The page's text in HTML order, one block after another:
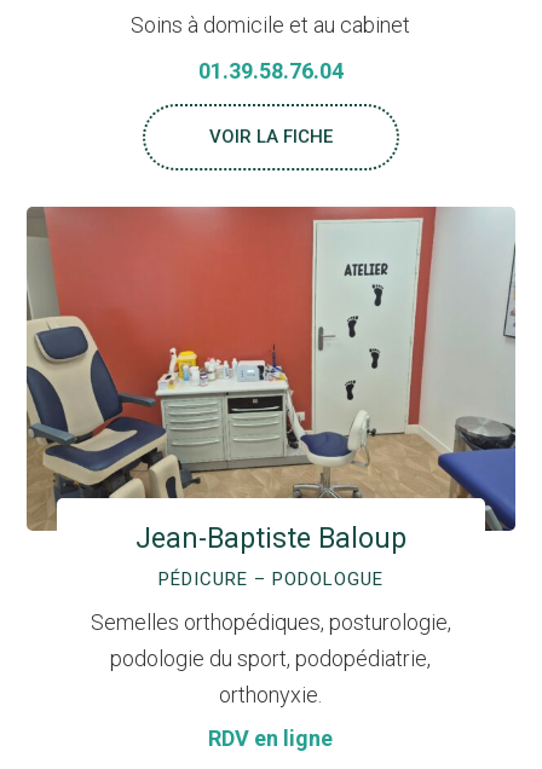
Soins à domicile et au cabinet
01.39.58.76.04
VOIR LA FICHE
Jean-Baptiste Baloup
PÉDICURE – PODOLOGUE
Semelles orthopédiques, posturologie,
podologie du sport, podopédiatrie,
orthonyxie.
RDV en ligne